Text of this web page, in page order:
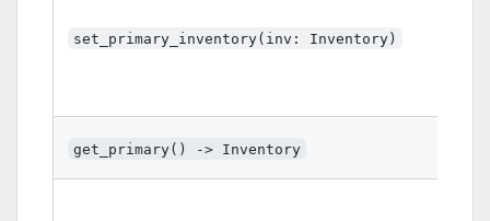
set_primary_inventory(inv: Inventory)
get_primary() -> Inventory